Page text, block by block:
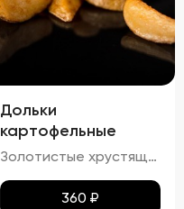
Дольки
картофельные
Золотистые хрустящие дольки картофеля с легким налетом масла и кетчупа. Аромат жареного картофеля сочетается с приятными нотками сладковатого кетчупа. Вкус сбалансированный, сладко-соленый, с ярким оттенком жареного картофеля и легким привкусом кетчупа. Текстура плотная, с аппетитной хрустящей корочкой.
360 ₽